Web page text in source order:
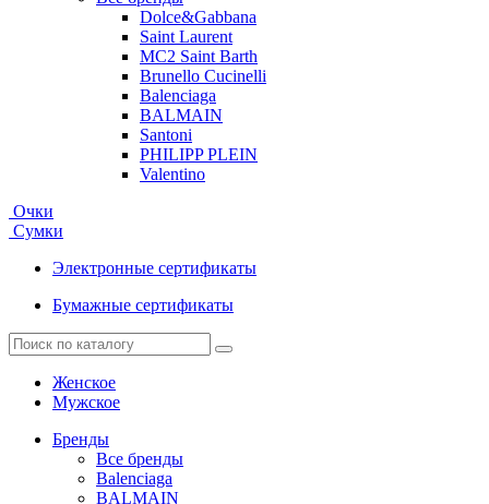
Dolce&Gabbana
Saint Laurent
MC2 Saint Barth
Brunello Cucinelli
Balenciaga
BALMAIN
Santoni
PHILIPP PLEIN
Valentino
Очки
Сумки
Электронные сертификаты
Бумажные сертификаты
Женское
Мужское
Бренды
Все бренды
Balenciaga
BALMAIN